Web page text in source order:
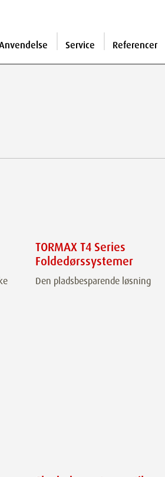
Service Referencer
TORMAX T4 Series
Foldedørssystemer
Den pladsbesparende løsning